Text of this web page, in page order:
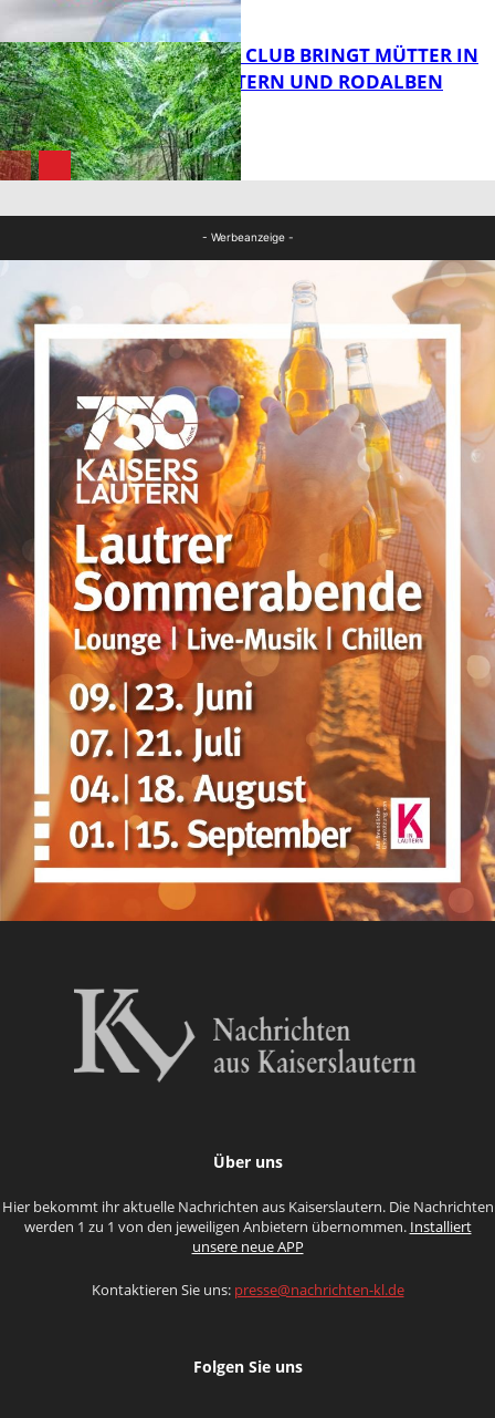
FB News
NEUER MOM CLUB BRINGT MÜTTER IN
KAISERSLAUTERN UND RODALBEN
ZUSAMMEN
- Werbeanzeige -
Über uns
Hier bekommt ihr aktuelle Nachrichten aus Kaiserslautern. Die Nachrichten
werden 1 zu 1 von den jeweiligen Anbietern übernommen. Installiert
unsere neue APP
Kontaktieren Sie uns: presse@nachrichten-kl.de
Folgen Sie uns